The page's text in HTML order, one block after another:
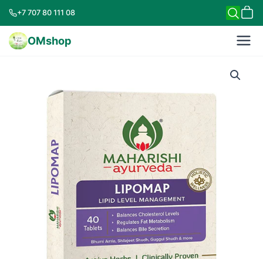
+7 707 80 111 08
OMshop